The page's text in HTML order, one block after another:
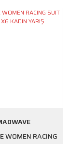
WOMEN RACING